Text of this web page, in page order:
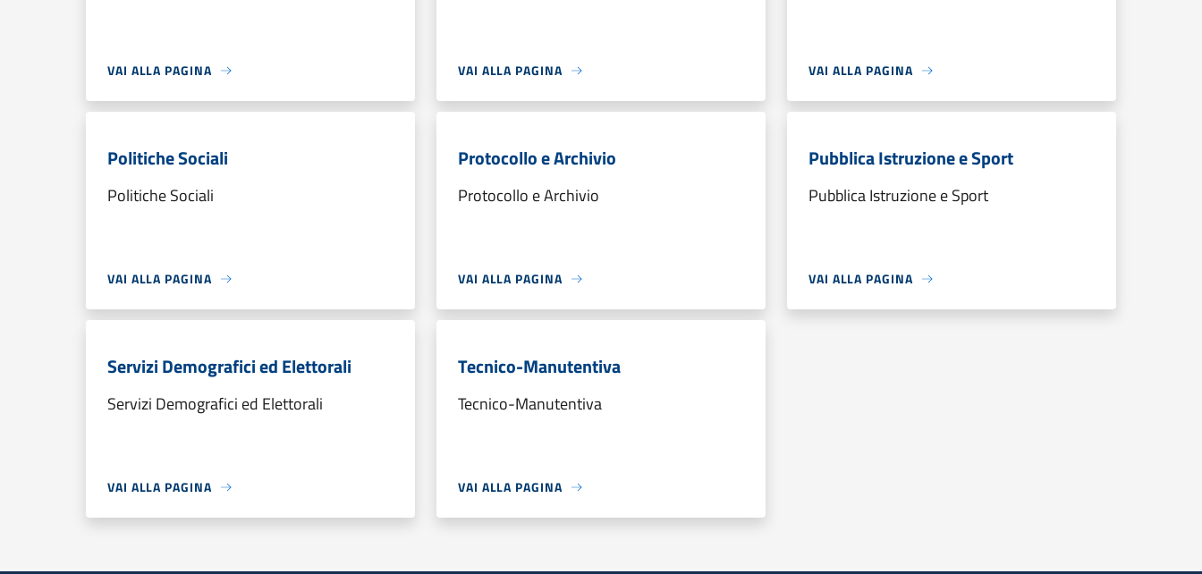
VAI ALLA PAGINA VAI ALLA PAGINA VAI ALLA PAGINA
Politiche Sociali
Politiche Sociali
VAI ALLA PAGINA
Protocollo e Archivio
Protocollo e Archivio
VAI ALLA PAGINA
Pubblica Istruzione e Sport
Pubblica Istruzione e Sport
VAI ALLA PAGINA
Servizi Demografici ed Elettorali
Servizi Demografici ed Elettorali
VAI ALLA PAGINA
Tecnico-Manutentiva
Tecnico-Manutentiva
VAI ALLA PAGINA